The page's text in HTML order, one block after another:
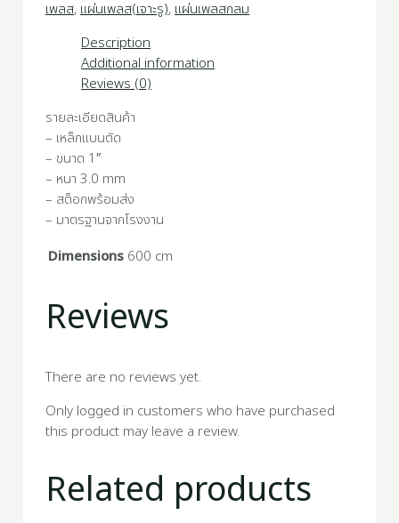
เพลส,แผ่นเพลส(เจาะรู),แผ่นเพลสกลม
Description
Additional information
Reviews (0)
รายละเอียดสินค้า
– เหล็กแบนตัด
– ขนาด 1″
– หนา 3.0 mm
– สต็อกพร้อมส่ง
– มาตรฐานจากโรงงาน
Dimensions 600 cm
Reviews
There are no reviews yet.
Only logged in customers who have purchased
this product may leave a review.
Related products